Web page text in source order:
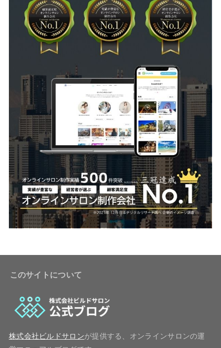
このサイトについて
株式会社ビルドサロンが提供する、オンラインサロンの運